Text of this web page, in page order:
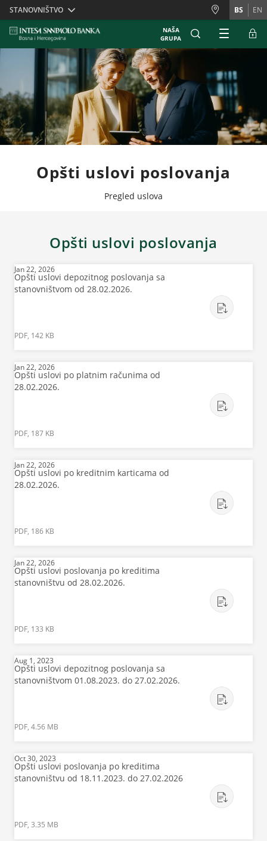
Skiplinks
STANOVNIŠTVO BS EN
NAŠA
GRUPA
Opšti uslovi poslovanja
Pregled uslova
Opšti uslovi poslovanja
Jan 22, 2026
Opšti uslovi depozitnog poslovanja sa
stanovništvom od 28.02.2026.
PDF, 142 KB
Jan 22, 2026
Opšti uslovi po platnim računima od
28.02.2026.
PDF, 187 KB
Jan 22, 2026
Opšti uslovi po kreditnim karticama od
28.02.2026.
PDF, 186 KB
Jan 22, 2026
Opšti uslovi poslovanja po kreditima
stanovništvu od 28.02.2026.
PDF, 133 KB
Aug 1, 2023
Opšti uslovi depozitnog poslovanja sa
stanovništvom 01.08.2023. do 27.02.2026.
PDF, 4.56 MB
Oct 30, 2023
Opšti uslovi poslovanja po kreditima
stanovništvu od 18.11.2023. do 27.02.2026
PDF, 3.35 MB